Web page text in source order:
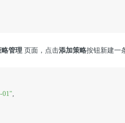
略管理 页面，点击添加策略按钮新建一
01",